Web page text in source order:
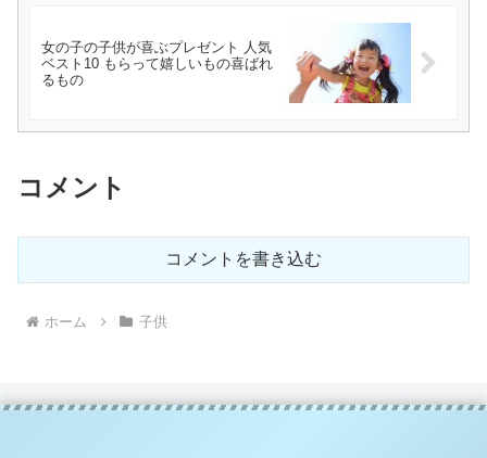
女の子の子供が喜ぶプレゼント 人気
ベスト10 もらって嬉しいもの喜ばれ
るもの
コメント
コメントを書き込む
ホーム 子供